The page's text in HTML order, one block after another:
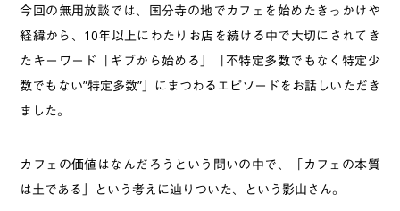
今回の無用放談では、国分寺の地でカフェを始めたきっかけや
経緯から、10年以上にわたりお店を続ける中で大切にされてき
たキーワード「ギブから始める」「不特定多数でもなく特定少
数でもない”特定多数”」にまつわるエピソードをお話しいただき
ました。
カフェの価値はなんだろうという問いの中で、「カフェの本質
は土である」という考えに辿りついた、という影山さん。